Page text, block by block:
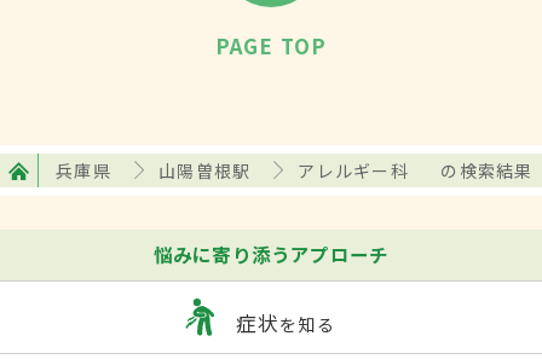
PAGE TOP
兵庫県 山陽曽根駅 アレルギー科 の検索結果
悩みに寄り添うアプローチ
症状を知る